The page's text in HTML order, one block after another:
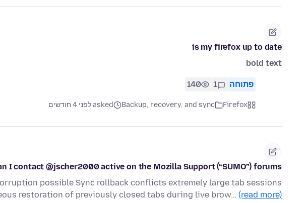
is my firefox up to date
bold text
פתוחה 1
140
Firefox
Backup, recovery, and sync asked לפני 4 חודשים
I contact @jscher2000 active on the Mozilla Support (“SUMO”) forums?
possible Sync rollback conflicts extremely large tab sessions
restoration of previously closed tabs during live brow… (read more)